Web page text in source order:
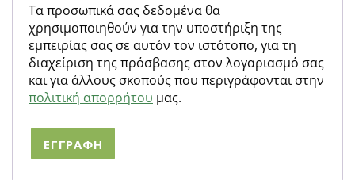
Τα προσωπικά σας δεδομένα θα
χρησιμοποιηθούν για την υποστήριξη της
εμπειρίας σας σε αυτόν τον ιστότοπο, για τη
διαχείριση της πρόσβασης στον λογαριασμό σας
και για άλλους σκοπούς που περιγράφονται στην
πολιτική απορρήτου μας.
ΕΓΓΡΑΦΉ